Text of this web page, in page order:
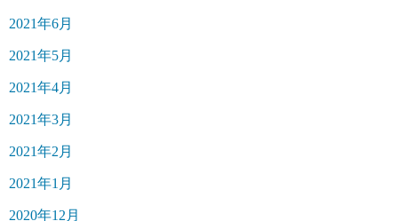
2021年6月
2021年5月
2021年4月
2021年3月
2021年2月
2021年1月
2020年12月